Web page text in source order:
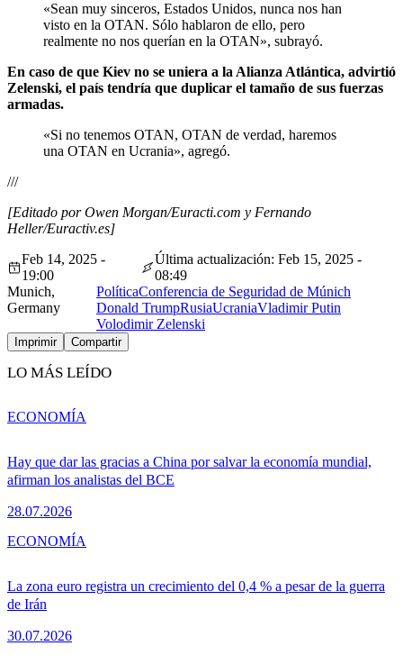
«Sean muy sinceros, Estados Unidos, nunca nos han
visto en la OTAN. Sólo hablaron de ello, pero
realmente no nos querían en la OTAN», subrayó.
En caso de que Kiev no se uniera a la Alianza Atlántica, advirtió
Zelenski, el país tendría que duplicar el tamaño de sus fuerzas
armadas.
«Si no tenemos OTAN, OTAN de verdad, haremos
una OTAN en Ucrania», agregó.
///
[Editado por Owen Morgan/Euracti.com y Fernando
Heller/Euractiv.es]
Feb 14, 2025 -
19:00
Última actualización: Feb 15, 2025 -
08:49
Munich,
Germany
PolíticaConferencia de Seguridad de Múnich
Donald TrumpRusiaUcraniaVladimir Putin
Volodimir Zelenski
Imprimir Compartir
LO MÁS LEÍDO
Hay que dar las gracias a China por salvar la economía mundial,
afirman los analistas del BCE
28.07.2026
ECONOMÍA
La zona euro registra un crecimiento del 0,4 % a pesar de la guerra
de Irán
30.07.2026
ECONOMÍA